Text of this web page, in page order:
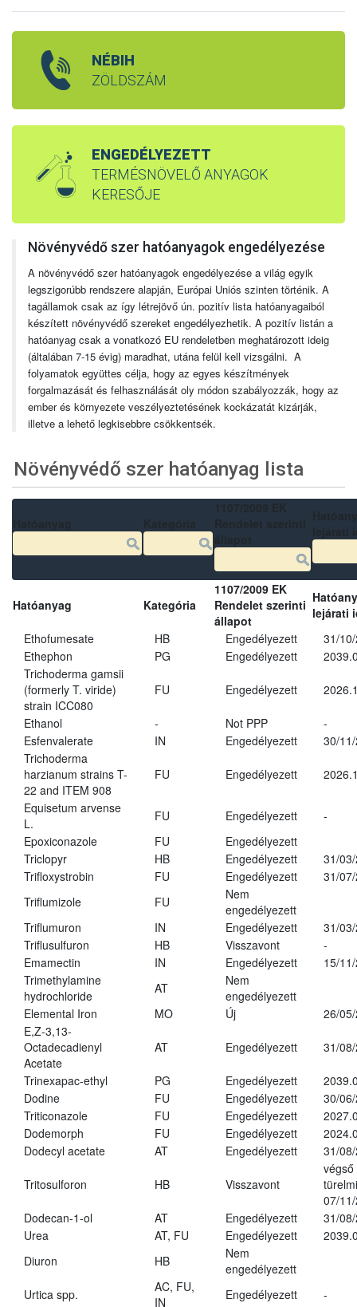
NÉBIH
ZÖLDSZÁM
ENGEDÉLYEZETT
TERMÉSNÖVELŐ ANYAGOK
KERESŐJE
Növényvédő szer hatóanyagok engedélyezése
A növényvédő szer hatóanyagok engedélyezése a világ egyik
legszigorúbb rendszere alapján, Európai Uniós szinten történik. A
tagállamok csak az így létrejövő ún. pozitív lista hatóanyagaiból
készített növényvédő szereket engedélyezhetik. A pozitív listán a
hatóanyag csak a vonatkozó EU rendeletben meghatározott ideig
(általában 7-15 évig) maradhat, utána felül kell vizsgálni. A
folyamatok együttes célja, hogy az egyes készítmények
forgalmazását és felhasználását oly módon szabályozzák, hogy az
ember és környezete veszélyeztetésének kockázatát kizárják,
illetve a lehető legkisebbre csökkentsék.
Növényvédő szer hatóanyag lista
Hatóanyag Kategória
1107/2009 EK
Rendelet szerinti
állapot
lejárati
Ethofumesate
HB Engedélyezett
31/
Ethephon
PG Engedélyezett
Trichoderma gamsii
(formerly T. viride)
strain ICC080
FU Engedélyezett
Ethanol - Not PPP
-
Esfenvalerate
IN Engedélyezett
30/
Trichoderma
harzianum strains T-
22 and ITEM 908
FU Engedélyezett
Equisetum arvense
L.
FU Engedélyezett
-
Epoxiconazole
FU
Engedélyezett
Triclopyr
HB Engedélyezett
31/
Trifloxystrobin
FU Engedélyezett
31/
Triflumizole
FU
Nem
engedélyezett
Triflumuron
IN Engedélyezett
31/
Triflusulfuron
HB Visszavont
-
Emamectin
IN Engedélyezett
15/
Trimethylamine
hydrochloride
AT
Nem
engedélyezett
Elemental Iron
MO Új
26/
E,Z-3,13-
Octadecadienyl
Acetate
AT Engedélyezett 31/
Trinexapac-ethyl PG Engedélyezett
Dodine
FU Engedélyezett
30/
Triticonazole
FU Engedélyezett
Dodemorph
FU Engedélyezett
Dodecyl acetate
AT Engedélyezett 31/
Tritosulforon HB Visszavont
végső
07/
Dodecan-1-ol
AT Engedélyezett
31/
Urea
AT, FU Engedélyezett
Diuron
HB
Nem
engedélyezett
Urtica spp.
AC, FU,
IN
Engedélyezett
-